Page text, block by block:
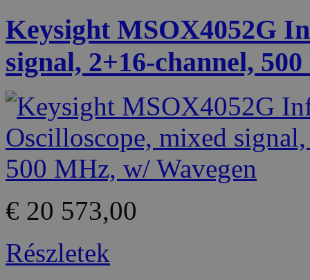
Keysight MSOX4052G
signal, 2+16-channel,
€ 20 573,00
Részletek